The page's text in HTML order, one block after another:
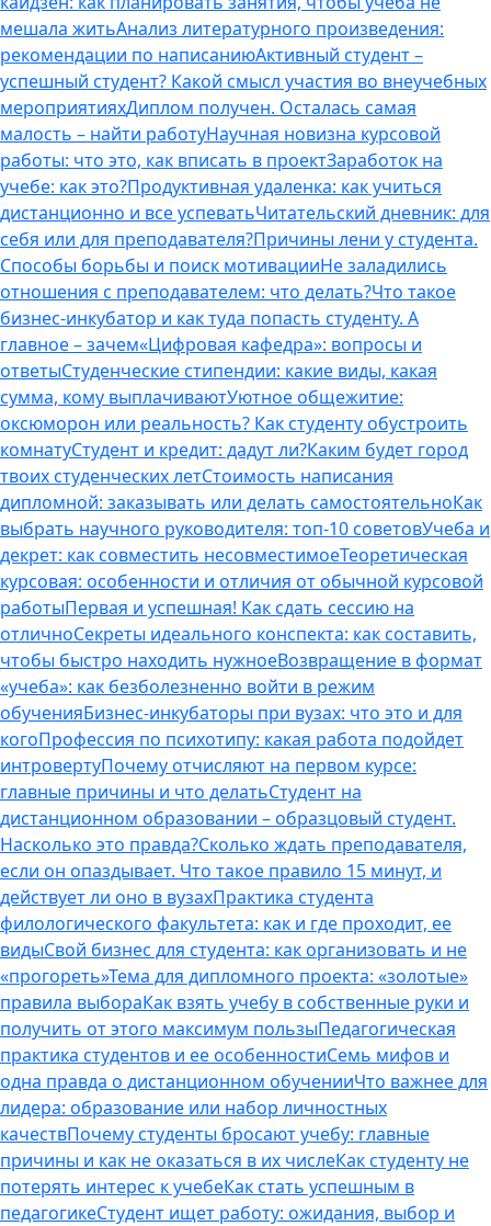
мешала житьАнализ литературного произведения:
рекомендации по написаниюАктивный студент –
успешный студент? Какой смысл участия во внеучебных
мероприятияхДиплом получен. Осталась самая
малость – найти работуНаучная новизна курсовой
работы: что это, как вписать в проектЗаработок на
учебе: как это?Продуктивная удаленка: как учиться
дистанционно и все успеватьЧитательский дневник: для
себя или для преподавателя?Причины лени у студента.
Способы борьбы и поиск мотивацииНе заладились
отношения с преподавателем: что делать?Что такое
бизнес-инкубатор и как туда попасть студенту. А
главное – зачем«Цифровая кафедра»: вопросы и
ответыСтуденческие стипендии: какие виды, какая
сумма, кому выплачиваютУютное общежитие:
оксюморон или реальность? Как студенту обустроить
комнатуСтудент и кредит: дадут ли?Каким будет город
твоих студенческих летСтоимость написания
дипломной: заказывать или делать самостоятельноКак
выбрать научного руководителя: топ-10 советовУчеба и
декрет: как совместить несовместимоеТеоретическая
курсовая: особенности и отличия от обычной курсовой
работыПервая и успешная! Как сдать сессию на
отличноСекреты идеального конспекта: как составить,
чтобы быстро находить нужноеВозвращение в формат
«учеба»: как безболезненно войти в режим
обученияБизнес-инкубаторы при вузах: что это и для
когоПрофессия по психотипу: какая работа подойдет
интровертуПочему отчисляют на первом курсе:
главные причины и что делатьСтудент на
дистанционном образовании – образцовый студент.
Насколько это правда?Сколько ждать преподавателя,
если он опаздывает. Что такое правило 15 минут, и
действует ли оно в вузахПрактика студента
филологического факультета: как и где проходит, ее
видыСвой бизнес для студента: как организовать и не
«прогореть»Тема для дипломного проекта: «золотые»
правила выбораКак взять учебу в собственные руки и
получить от этого максимум пользыПедагогическая
практика студентов и ее особенностиСемь мифов и
одна правда о дистанционном обученииЧто важнее для
лидера: образование или набор личностных
качествПочему студенты бросают учебу: главные
причины и как не оказаться в их числеКак студенту не
потерять интерес к учебеКак стать успешным в
педагогикеСтудент ищет работу: ожидания, выбор и